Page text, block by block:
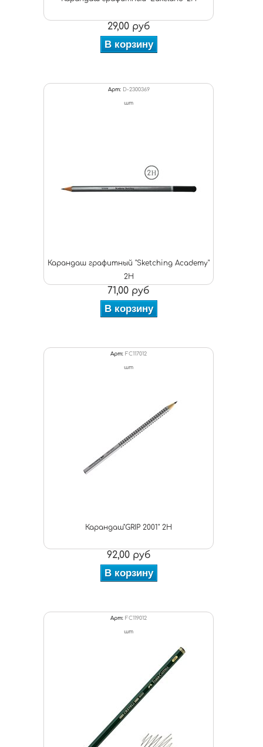
29,00 руб
В корзину
Арт: D-2300369
шт
Карандаш графитный "Sketching Academy"
2Н
71,00 руб
В корзину
Арт: FC117012
шт
Карандаш"GRIP 2001" 2Н
92,00 руб
В корзину
Арт: FC119012
шт